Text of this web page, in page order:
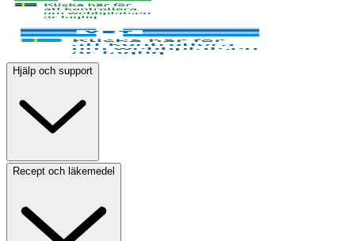
Hjälp och support
Recept och läkemedel